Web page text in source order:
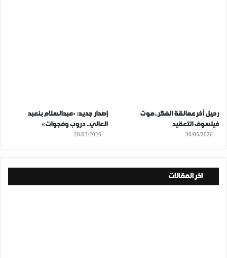
رحيل آخر عمالقة الفكر..موت
فيلسوف التعقيد
30/05/2026
إصدار جديد: «عبدالسلام بنعبد
العالي.. دروب وفجوات»
28/03/2026
اخر المقالات